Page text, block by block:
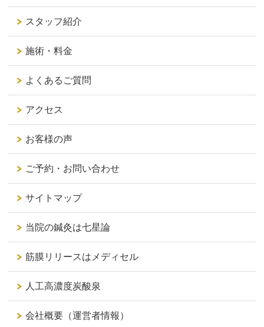
スタッフ紹介
施術・料金
よくあるご質問
アクセス
お客様の声
ご予約・お問い合わせ
サイトマップ
当院の鍼灸は七星論
筋膜リリースはメディセル
人工高濃度炭酸泉
会社概要（運営者情報）